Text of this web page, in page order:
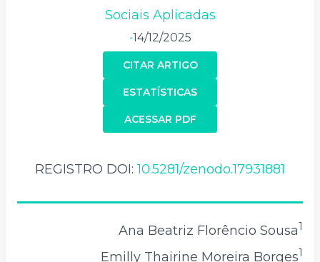
Sociais Aplicadas
•14/12/2025
CITAR ARTIGO
ACESSAR PDF
ESTATÍSTICAS
REGISTRO DOI:10.5281/zenodo.17931881
Ana Beatriz Florêncio Sousa1
Emilly Thairine Moreira Borges1